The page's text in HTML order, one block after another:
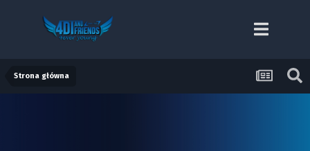
Strona główna